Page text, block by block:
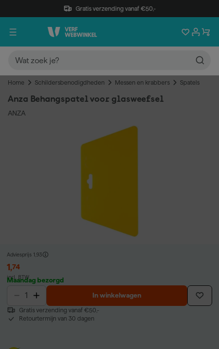
Gratis verzending vanaf €50,-
Home Schildersbenodigdheden Messen en krabbers Spatels
Anza Behangspatel voor glasweefsel
ANZA
Adviesprijs 1,93
1,74
incl. BTW
Maandag bezorgd
In winkelwagen
Gratis verzending vanaf €50,-
Retourtermijn van 30 dagen